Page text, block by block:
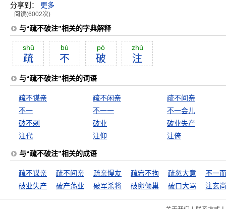
分享到： 更多
阅读(6002次)
与“疏不破注”相关的字典解释
shū
疏
bù
不
pò
破
zhù
注
与“疏不破注”相关的词语
疏不谋亲 疏不闲亲
疏不间亲
不一
不一一
不一会儿
破不剌
破业
破业失产
注代
注仰 注倚
与“疏不破注”相关的成语
疏不谋亲 疏不间亲 疏亲慢友 疏宕不拘 疏忽大意
不一
破业失产
破产荡业 破军杀将 破卵倾巢 破口大骂 注玄